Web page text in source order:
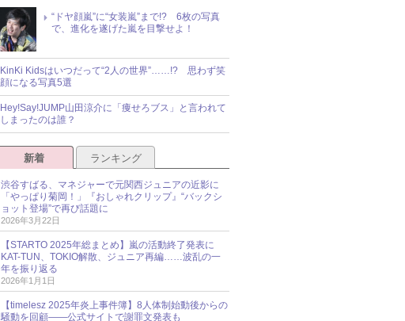
“ドヤ顔嵐”に“女装嵐”まで!? 6枚の写真
で、進化を遂げた嵐を目撃せよ！
KinKi Kidsはいつだって“2人の世界”……!? 思わず笑
顔になる写真5選
Hey!Say!JUMP山田涼介に「痩せろブス」と言われて
しまったのは誰？
新着 ランキング
渋谷すばる、マネジャーで元関西ジュニアの近影に
「やっぱり菊岡！」『おしゃれクリップ』“バックシ
ョット登場”で再び話題に
2026年3月22日
【STARTO 2025年総まとめ】嵐の活動終了発表に
KAT-TUN、TOKIO解散、ジュニア再編……波乱の一
年を振り返る
2026年1月1日
【timelesz 2025年炎上事件簿】8人体制始動後からの
騒動を回顧――公式サイトで謝罪文発表も